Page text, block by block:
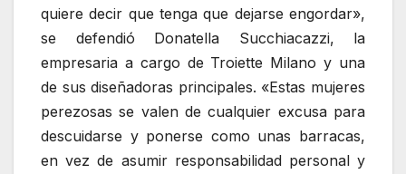
quiere decir que tenga que dejarse engordar»,
se defendió Donatella Succhiacazzi, la
empresaria a cargo de Troiette Milano y una
de sus diseñadoras principales. «Estas mujeres
perezosas se valen de cualquier excusa para
descuidarse y ponerse como unas barracas,
en vez de asumir responsabilidad personal y